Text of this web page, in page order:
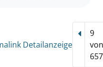
Detailanzeige
9
von
657